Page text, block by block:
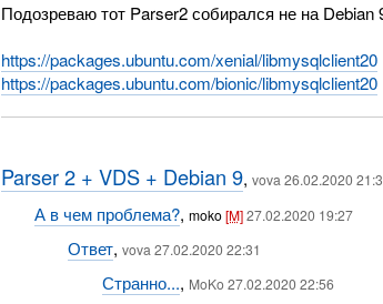
Подозреваю тот Parser2 собирался не на Debian
https://packages.ubuntu.com/xenial/libmysqlclient20
https://packages.ubuntu.com/bionic/libmysqlclient20
Parser 2 + VDS + Debian 9, vova 26.02.2020
А в чем проблема?, moko[M]27.02.2020 19:27
Ответ,vova 27.02.2020 22:31
Странно..., MoKo 27.02.2020 22:56